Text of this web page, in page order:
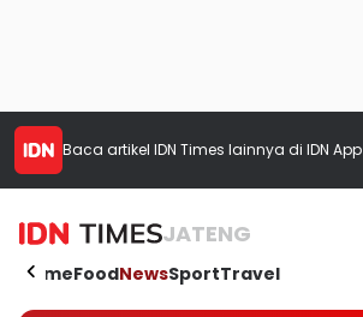
Baca artikel IDN Times lainnya di IDN App
JATENG
HomeFoodNewsSportTravel